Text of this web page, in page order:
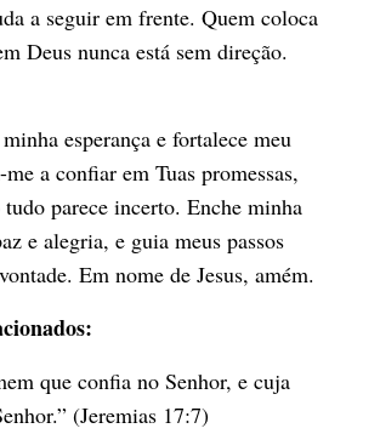
a seguir em frente. Quem coloca
Deus nunca está sem direção.
esperança e fortalece meu
a confiar em Tuas promessas,
parece incerto. Enche minha
e alegria, e guia meus passos
Em nome de Jesus, amém.
que confia no Senhor, e cuja
(Jeremias 17:7)